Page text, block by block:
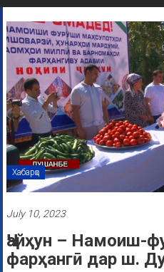
Хабарҳо
July 10, 2023
Ҷайҳун – Намоиш-
фарҳангӣ дар ш.